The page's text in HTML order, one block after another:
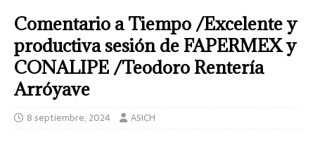
Comentario a Tiempo /Excelente y
productiva sesión de FAPERMEX y
CONALIPE /Teodoro Rentería
Arróyave
8 septiembre, 2024 ASICH